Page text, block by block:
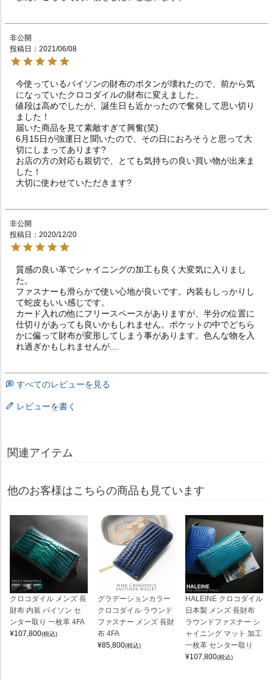
非公開
投稿日
2021/06/08
今使っているパイソンの財布のボタンが壊れたので、前から気
になっていたクロコダイルの財布に変えました。
値段は高めでしたが、誕生日も近かったので奮発して思い切り
ました！
届いた商品を見て素敵すぎて興奮(笑)
6月15日が強運日と聞いたので、その日におろそうと思って大
切にしまってあります?
お店の方の対応も親切で、とても気持ちの良い買い物が出来ま
した！
大切に使わせていただきます?
非公開
投稿日
2020/12/20
質感の良い革でシャイニングの加工も良く大変気に入りまし
た。
ファスナーも滑らかで使い心地が良いです。内装もしっかりし
て蛇皮もいい感じです。
カード入れの他にフリースペースがありますが、半分の位置に
仕切りがあっても良いかもしれません。ポケットの中でどちら
かに偏って財布が変形してしまう事があります。色んな物を入
れ過ぎかもしれませんが....
すべてのレビューを見る
レビューを書く
関連アイテム
他のお客様はこちらの商品も見ています
クロコダイル メンズ 長
財布 内装 パイソン セ
ンター取り 一枚革 4FA
¥107,800(税込)
グラデーションカラー
クロコダイル ラウンド
ファスナー メンズ 長財
布 4FA
¥85,800(税込)
HALEINE クロコダイル
日本製 メンズ 長財布
ラウンドファスナー シ
ャイニング マット 加工
一枚革 センター取り
¥107,800(税込)